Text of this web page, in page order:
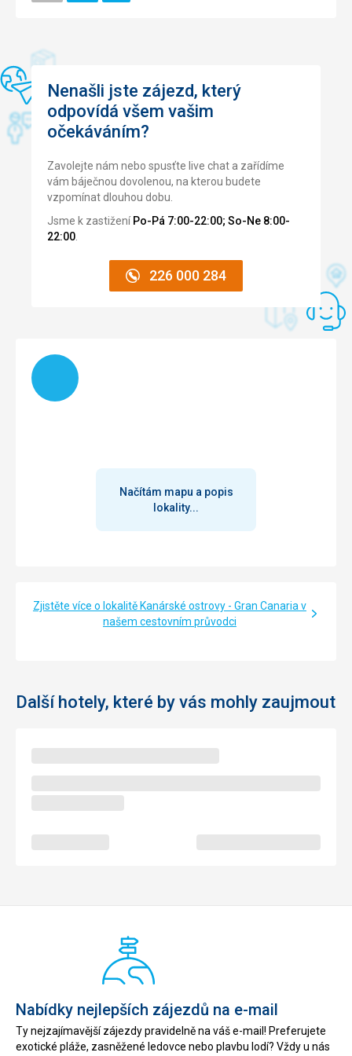
Okolí
Cena
Pláž
Pláž byla od hotelu asi 1,5 km a byli jsme překvapeni, ze
Strava
Snídaně byly poměrně bohaté, dalo se snídat na venkovní
terase.
Stránka
Nenašli jste zájezd, který
odpovídá všem vašim
očekáváním?
Zavolejte nám nebo spusťte live chat a zařídíme
vám báječnou dovolenou, na kterou budete
vzpomínat dlouhou dobu.
Jsme k zastižení Po-Pá 7:00-22:00; So-Ne 8:00-
22:00
226 000 284
Načítám
Načítám mapu a popis
lokality...
Zjistěte více o lokalitě Kanárské ostrovy - Gran Canaria v
našem cestovním průvodci
Další hotely, které by vás mohly zaujmout
Nabídky nejlepších zájezdů na e-mail
Ty nejzajímavější zájezdy pravidelně na váš e-mail! Preferujete
exotické pláže, zasněžené ledovce nebo plavbu lodí? Vždy u nás